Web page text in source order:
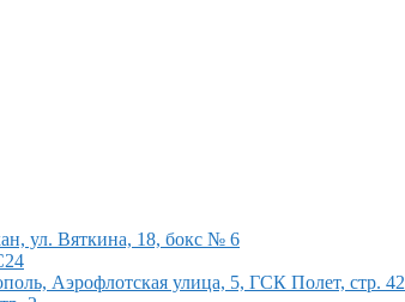
ул. Вяткина, 18, бокс № 6
Аэрофлотская улица, 5, ГСК Полет, стр.